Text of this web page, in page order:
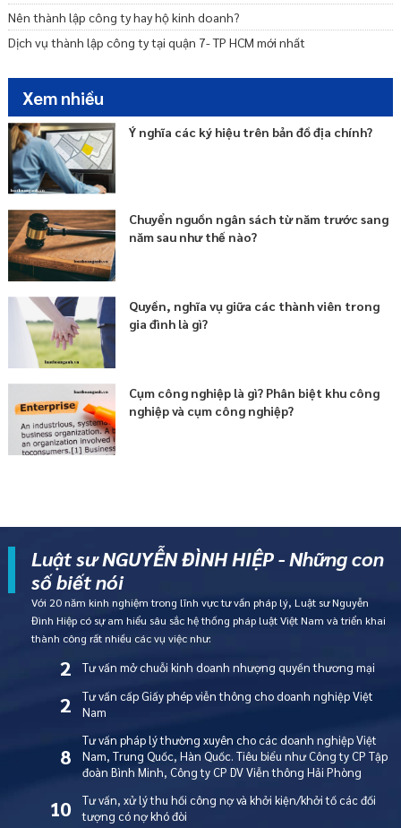
Nên thành lập công ty hay hộ kinh doanh?
Dịch vụ thành lập công ty tại quận 7- TP HCM mới nhất
Xem nhiều
Ý nghĩa các ký hiệu trên bản đồ địa chính?
Chuyển nguồn ngân sách từ năm trước sang
năm sau như thế nào?
Quyền, nghĩa vụ giữa các thành viên trong
gia đình là gì?
Cụm công nghiệp là gì? Phân biệt khu công
nghiệp và cụm công nghiệp?
Luật sư NGUYỄN ĐÌNH HIỆP - Những con
số biết nói
Với 20 năm kinh nghiệm trong lĩnh vực tư vấn pháp lý, Luật sư Nguyễn
Đình Hiệp có sự am hiểu sâu sắc hệ thống pháp luật Việt Nam và triển khai
thành công rất nhiều các vụ việc như:
2 Tư vấn mở chuỗi kinh doanh nhượng quyền thương mại
2
Tư vấn cấp Giấy phép viễn thông cho doanh nghiệp Việt
Nam
8
Tư vấn pháp lý thường xuyên cho các doanh nghiệp Việt
Nam, Trung Quốc, Hàn Quốc. Tiêu biểu như Công ty CP Tập
đoàn Bình Minh, Công ty CP DV Viễn thông Hải Phòng
10
Tư vấn, xử lý thu hồi công nợ và khởi kiện/khởi tố các đối
tượng có nợ khó đòi